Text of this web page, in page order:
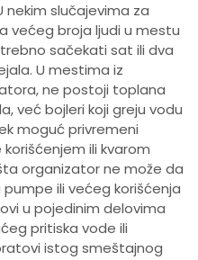
nekim slučajevima za
većeg broja ljudi u mestu
sačekati sat ili dva
U mestima iz
ne postoji toplana
već bojleri koji greju vodu
moguć privremeni
ili kvarom
organizator ne može da
ili većeg korišćenja
u pojedinim delovima
pritiska vode ili
istog smeštajnog